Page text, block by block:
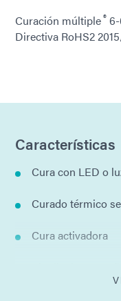
Curación múltiple®
Directiva RoHS2
Características
Cura con LED o
Curado térmico
Cura activadora